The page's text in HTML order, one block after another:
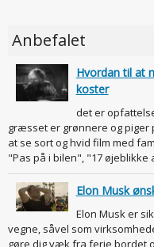
Anbefalet
Hvordan til at
koster
det er
græsset er grønnere og piger
at se sort og hvid film med
"Pas på i bilen", "17
Elon Musk
Elon Musk er
vegne, såvel som
gøre dig væk fra ferie bordet